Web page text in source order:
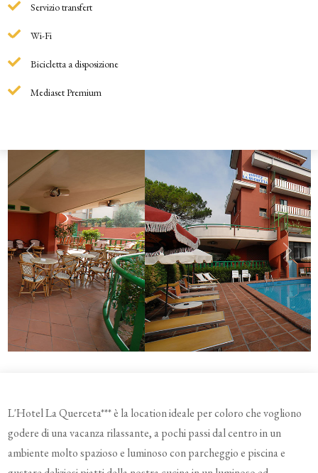
Servizio transfert
Wi-Fi
Bicicletta a disposizione
Mediaset Premium
Previous Next
L'Hotel La Querceta*** è la location ideale per coloro che vogliono
godere di una vacanza rilassante, a pochi passi dal centro in un
ambiente molto spazioso e luminoso con parcheggio e piscina e